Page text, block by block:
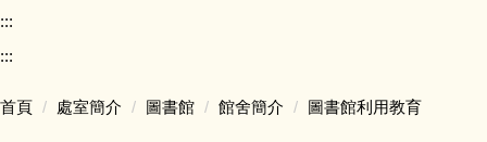
:::
:::
首頁 處室簡介 圖書館 館舍簡介 圖書館利用教育